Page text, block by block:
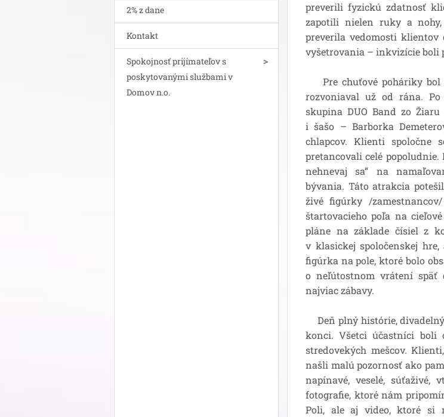
2% z dane
Kontakt
Spokojnosť prijímateľov s
poskytovanými službami v
Domov n.o.
preverili fyzickú zdatnosť
zapotili nielen ruky a
preverila vedomosti klientov
vyšetrovania – inkvizície boli
Pre chuťové poháriky bol
rozvoniaval už od rána.
skupina DUO Band zo
i šašo – Barborka
chlapcov. Klienti spoločne
pretancovali celé popoludnie.
nehnevaj sa“ na
bývania. Táto atrakcia
živé figúrky /
štartovacieho poľa na
pláne na základe čísiel z
v klasickej spoločenskej
figúrka na pole, ktoré bolo
o neľútostnom vrátení späť
najviac zábavy.
Deň plný histórie,
konci. Všetci účastníci boli
stredovekých mešcov.
našli malú pozornosť ako
napínavé, veselé, súťaživé,
fotografie, ktoré nám
Poli, ale aj video, ktoré si